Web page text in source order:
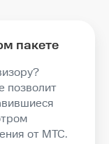
пакете
позволит
от МТС.